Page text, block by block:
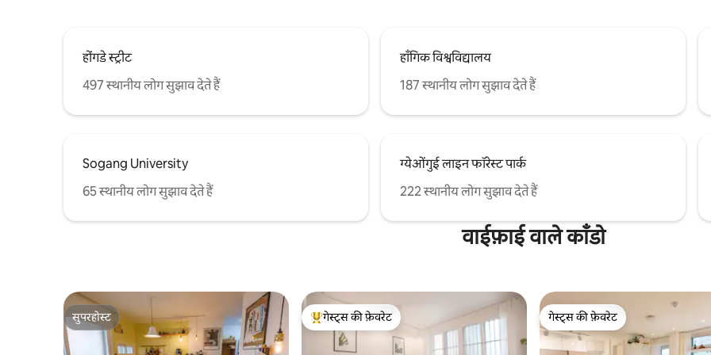
होंगडे स्ट्रीट
497 स्थानीय लोग सुझाव देते हैं
हाँगिक विश्वविद्यालय
187 स्थानीय लोग सुझाव देते हैं
Sogang University
65 स्थानीय लोग सुझाव देते हैं
ग्येओंगुई लाइन फॉरेस्ट पार्क
222 स्थानीय लोग सुझाव देते हैं
वाईफ़ाई वाले काँडो
सुपरहोस्ट
सुपरहोस्ट
गेस्ट्स का टॉप फ़ेवरेट
गेस्ट्स की फ़ेवरेट
गेस्ट्स की फ़ेवरेट
गेस्ट्स की फ़ेवरेट